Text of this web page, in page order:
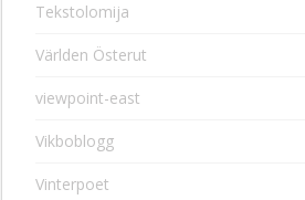
Tekstolomija
Världen Österut
viewpoint-east
Vikboblogg
Vinterpoet